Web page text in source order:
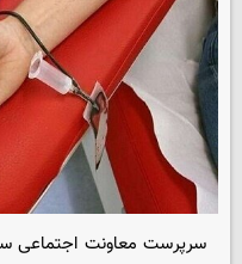
سرپرست معاونت اجتماعی